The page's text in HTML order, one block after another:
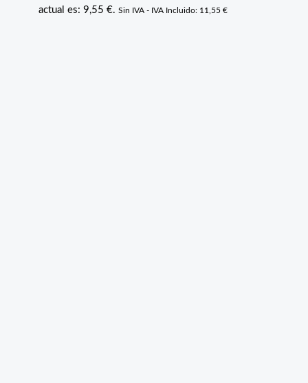
actual es: 9,55 €. Sin IVA - IVA Incluido: 11,55 €